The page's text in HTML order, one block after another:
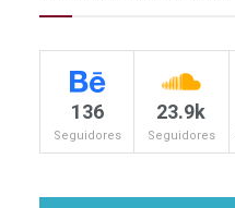
136
Seguidores
23.9k
Seguidores